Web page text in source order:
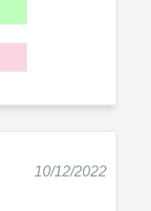
10/12/2022